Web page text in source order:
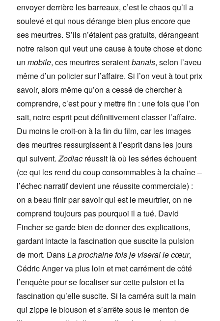
envoyer derrière les barreaux, c’est le chaos qu’il a
soulevé et qui nous dérange bien plus encore que
ses meurtres. S’ils n’étaient pas gratuits, dérangeant
notre raison qui veut une cause à toute chose et donc
unmobile, ces meurtres seraientbanals, selon l’aveu
même d’un policier sur l’affaire. Si l’on veut à tout prix
savoir, alors même qu’on a cessé de chercher à
comprendre, c’est pour y mettre fin : une fois que l’on
sait, notre esprit peut définitivement classer l’affaire.
Du moins le croit-on à la fin du film, car les images
des meurtres ressurgissent à l’esprit dans les jours
qui suivent.Zodiac réussit là où les séries échouent
(ce qui les rend du coup consommables à la chaîne –
l’échec narratif devient une réussite commerciale) :
on a beau finir par savoir qui est le meurtrier, on ne
comprend toujours pas pourquoi il a tué. David
Fincher se garde bien de donner des explications,
gardant intacte la fascination que suscite la pulsion
de mort. DansLa prochaine fois je viserai le cœur,
Cédric Anger va plus loin et met carrément de côté
l’enquête pour se focaliser sur cette pulsion et la
fascination qu’elle suscite. Si la caméra suit la main
qui zippe le blouson et s’arrête sous le menton de